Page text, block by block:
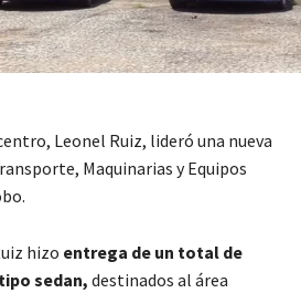
Leonel Ruiz, lideró una nueva
Maquinarias y Equipos
hizo entrega de un total de
sedan, destinados al área